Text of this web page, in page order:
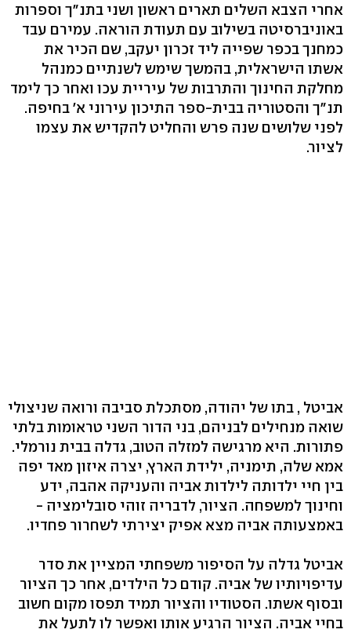
אחרי הצבא השלים תארים ראשון ושני בתנ"ך וספרות
באוניברסיטה בשילוב עם תעודת הוראה. עמירם עבד
כמחנך בכפר שפייה ליד זכרון יעקב, שם הכיר את
אשתו הישראלית, בהמשך שימש לשנתיים כמנהל
מחלקת החינוך והתרבות של עיריית עכו ואחר כך לימד
תנ"ך והסטוריה בבית-ספר התיכון עירוני א' בחיפה.
לפני שלושים שנה פרש והחליט להקדיש את עצמו
לציור.
אביטל , בתו של יהודה, מסתכלת סביבה ורואה שניצולי
שואה מנחילים לבניהם, בני הדור השני טראומות בלתי
פתורות. היא מרגישה למזלה הטוב, גדלה בבית נורמלי.
אמא שלה, תימניה, ילידת הארץ, יצרה איזון מאד יפה
בין חיי ילדותה לילדות אביה והעניקה אהבה, ידע
וחינוך למשפחה. הציור, לדבריה זוהי סובלימציה -
באמצעותה אביה מצא אפיק יצירתי לשחרור פחדיו.
אביטל גדלה על הסיפור משפחתי המציין את סדר
עדיפויותיו של אביה. קודם כל הילדים, אחר כך הציור
ובסוף אשתו. הסטודיו והציור תמיד תפסו מקום חשוב
בחיי אביה. הציור הרגיע אותו ואפשר לו לתעל את